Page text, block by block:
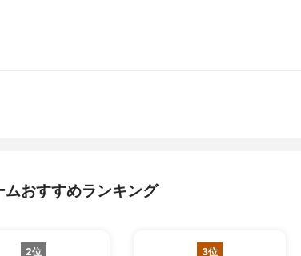
おすすめランキング
2位 3位